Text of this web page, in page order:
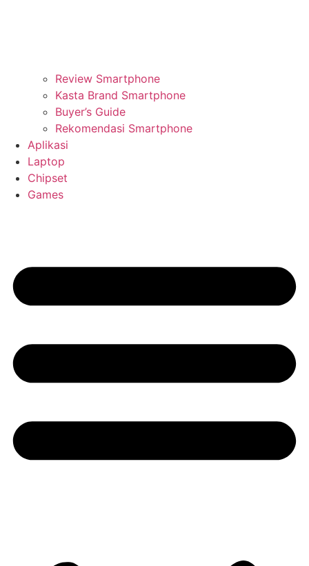
Review Smartphone
Kasta Brand Smartphone
Buyer’s Guide
Rekomendasi Smartphone
Aplikasi
Laptop
Chipset
Games